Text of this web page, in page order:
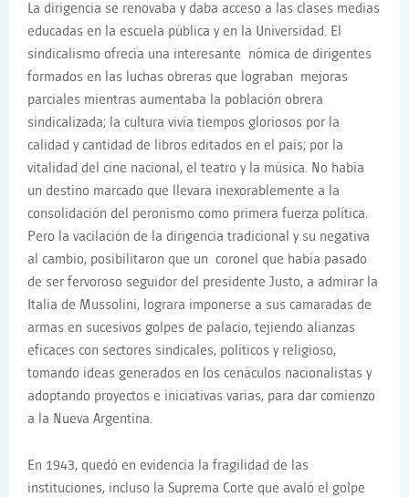
La dirigencia se renovaba y daba acceso a las clases medias
educadas en la escuela pública y en la Universidad. El
sindicalismo ofrecía una interesante nómica de dirigentes
formados en las luchas obreras que lograban mejoras
parciales mientras aumentaba la población obrera
sindicalizada; la cultura vivía tiempos gloriosos por la
calidad y cantidad de libros editados en el país; por la
vitalidad del cine nacional, el teatro y la música. No había
un destino marcado que llevara inexorablemente a la
consolidación del peronismo como primera fuerza política.
Pero la vacilación de la dirigencia tradicional y su negativa
al cambio, posibilitaron que un coronel que había pasado
de ser fervoroso seguidor del presidente Justo, a admirar la
Italia de Mussolini, lograra imponerse a sus camaradas de
armas en sucesivos golpes de palacio, tejiendo alianzas
eficaces con sectores sindicales, políticos y religioso,
tomando ideas generados en los cenáculos nacionalistas y
adoptando proyectos e iniciativas varias, para dar comienzo
a la Nueva Argentina.
En 1943, quedó en evidencia la fragilidad de las
instituciones, incluso la Suprema Corte que avaló el golpe